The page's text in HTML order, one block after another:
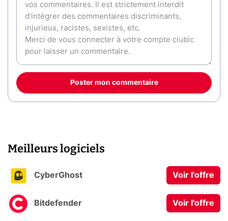
Poster mon commentaire
Meilleurs logiciels
CyberGhost Voir l'offre
Bitdefender Voir l'offre